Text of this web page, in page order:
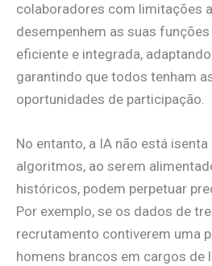
colaboradores com limitações
desempenhem as suas
eficiente e integrada,
garantindo que todos tenham
oportunidades de participação.
No entanto, a IA não está
algoritmos, ao serem
históricos, podem perpetuar
Por exemplo, se os dados de
recrutamento contiverem uma
homens brancos em cargos de